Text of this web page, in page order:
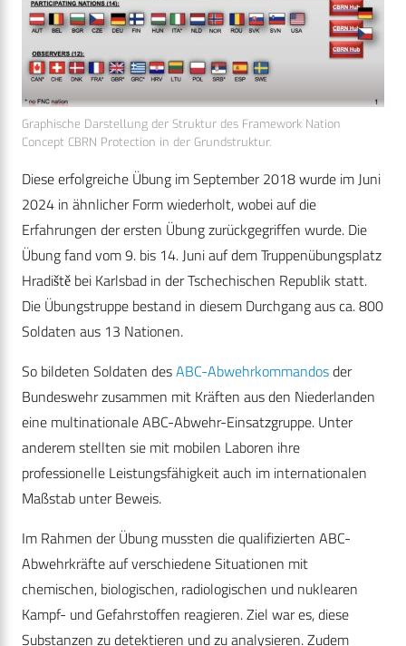
Graphische Darstellung der Struktur des Framework Nation
Concept CBRN Protection in der Grundstruktur.
Diese erfolgreiche Übung im September 2018 wurde im Juni
2024 in ähnlicher Form wiederholt, wobei auf die
Erfahrungen der ersten Übung zurückgegriffen wurde. Die
Übung fand vom 9. bis 14. Juni auf dem Truppenübungsplatz
Hradiště bei Karlsbad in der Tschechischen Republik statt.
Die Übungstruppe bestand in diesem Durchgang aus ca. 800
Soldaten aus 13 Nationen.
So bildeten Soldaten desABC-Abwehrkommandosder
Bundeswehr zusammen mit Kräften aus den Niederlanden
eine multinationale ABC-Abwehr-Einsatzgruppe. Unter
anderem stellten sie mit mobilen Laboren ihre
professionelle Leistungsfähigkeit auch im internationalen
Maßstab unter Beweis.
Im Rahmen der Übung mussten die qualifizierten ABC-
Abwehrkräfte auf verschiedene Situationen mit
chemischen, biologischen, radiologischen und nuklearen
Kampf- und Gefahrstoffen reagieren. Ziel war es, diese
Substanzen zu detektieren und zu analysieren. Zudem